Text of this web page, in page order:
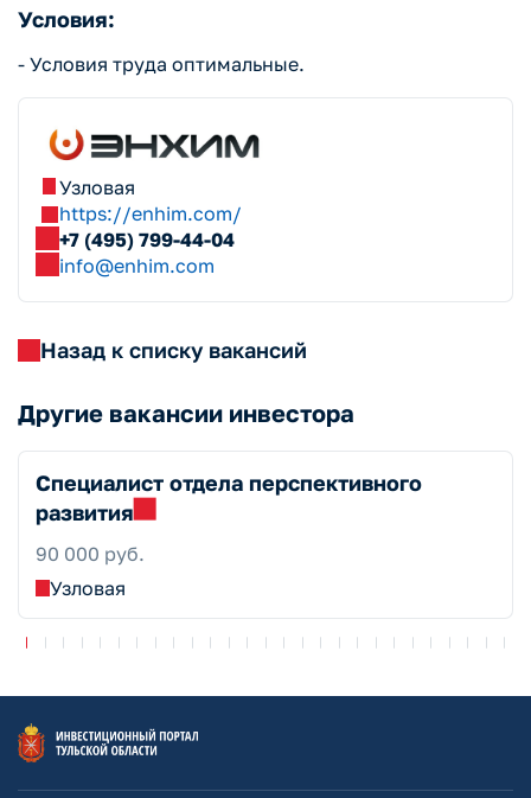
Условия:
- Условия труда оптимальные.
Узловая
https://enhim.com/
+7 (495) 799-44-04
info@enhim.com
Назад к списку вакансий
Другие вакансии инвестора
Специалист отдела перспективного
развития
90 000 руб.
Узловая